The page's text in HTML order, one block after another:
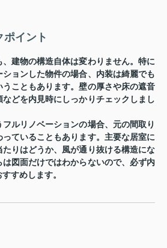
ポイント
、建物の構造自体は変わりません。特に
ョンした物件の場合、内装は綺麗でも
うこともあります。壁の厚さや床の遮音
どを内見時にしっかりチェックしまし
ルリノベーションの場合、元の間取り
っていることもあります。主要な居室に
りはどうか、風が通り抜ける構造にな
は図面だけではわからないので、必ず内
すめします。